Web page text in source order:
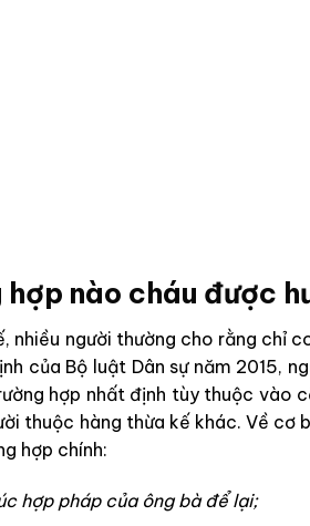
nào cháu được
nhiều người thường cho rằng chỉ
của Bộ luật Dân sự năm 2015,
hợp nhất định tùy thuộc vào
thuộc hàng thừa kế khác. Về cơ
hợp chính:
hợp pháp của ông bà để lại;